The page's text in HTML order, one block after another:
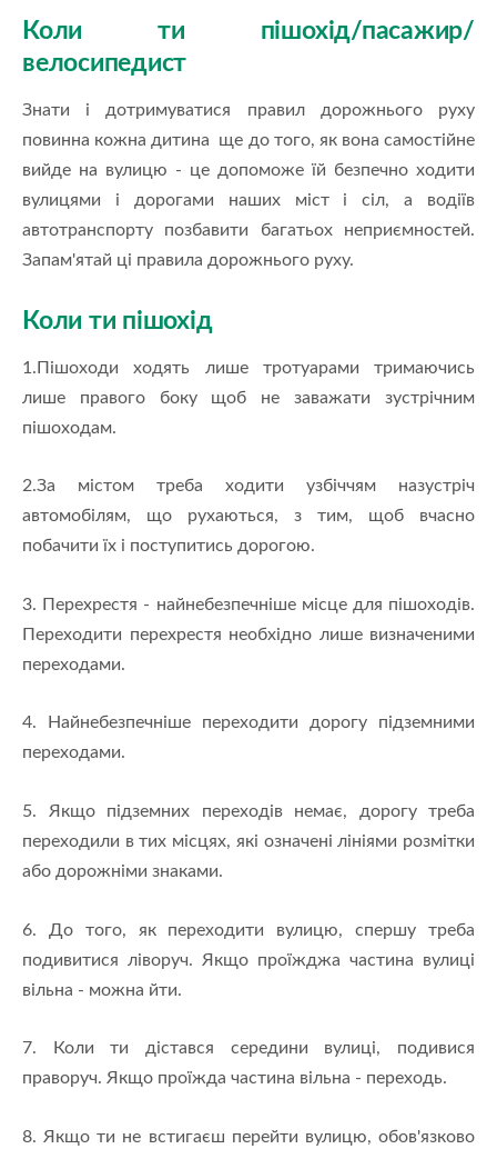
Коли ти пішохід/пасажир/
велосипедист
Знати і дотримуватися правил дорожнього руху
повинна кожна дитина ще до того, як вона самостійне
вийде на вулицю - це допоможе їй безпечно ходити
вулицями і дорогами наших міст і сіл, а водіїв
автотранспорту позбавити багатьох неприємностей.
Запам'ятай ці правила дорожнього руху.
Коли ти пішохід
1.Пішоходи ходять лише тротуарами тримаючись
лише правого боку щоб не заважати зустрічним
пішоходам.
2.За містом треба ходити узбіччям назустріч
автомобілям, що рухаються, з тим, щоб вчасно
побачити їх і поступитись дорогою.
3. Перехрестя - найнебезпечніше місце для пішоходів.
Переходити перехрестя необхідно лише визначеними
переходами.
4. Найнебезпечніше переходити дорогу підземними
переходами.
5. Якщо підземних переходів немає, дорогу треба
переходили в тих місцях, які означені лініями розмітки
або дорожніми знаками.
6. До того, як переходити вулицю, спершу треба
подивитися ліворуч. Якщо проїжджа частина вулиці
вільна - можна йти.
7. Коли ти дістався середини вулиці, подивися
праворуч. Якщо проїжда частина вільна - переходь.
8. Якщо ти не встигаєш перейти вулицю, обов'язково